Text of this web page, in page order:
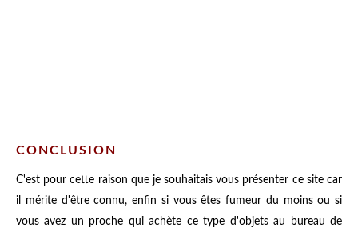
CONCLUSION
C'est pour cette raison que je souhaitais vous présenter ce site car
il mérite d'être connu, enfin si vous êtes fumeur du moins ou si
vous avez un proche qui achète ce type d'objets au bureau de